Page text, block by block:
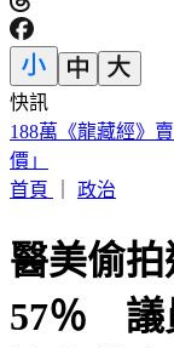
快訊
遠見天下創辦人高
認同
首頁
政治
醫美偷
57％ 議